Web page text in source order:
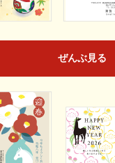
ぜんぶ見る